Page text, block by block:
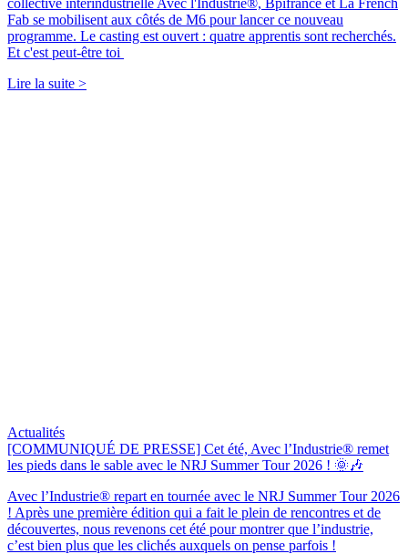
Fab se mobilisent aux côtés de M6 pour lancer ce nouveau
programme. Le casting est ouvert : quatre apprentis sont recherchés.
Et c'est peut-être toi
Lire la suite >
Actualités
[COMMUNIQUÉ DE PRESSE] Cet été, Avec l’Industrie® remet
les pieds dans le sable avec le NRJ Summer Tour 2026 ! 🌞🎶
Avec l’Industrie® repart en tournée avec le NRJ Summer Tour 2026
! Après une première édition qui a fait le plein de rencontres et de
découvertes, nous revenons cet été pour montrer que l’industrie,
c’est bien plus que les clichés auxquels on pense parfois !